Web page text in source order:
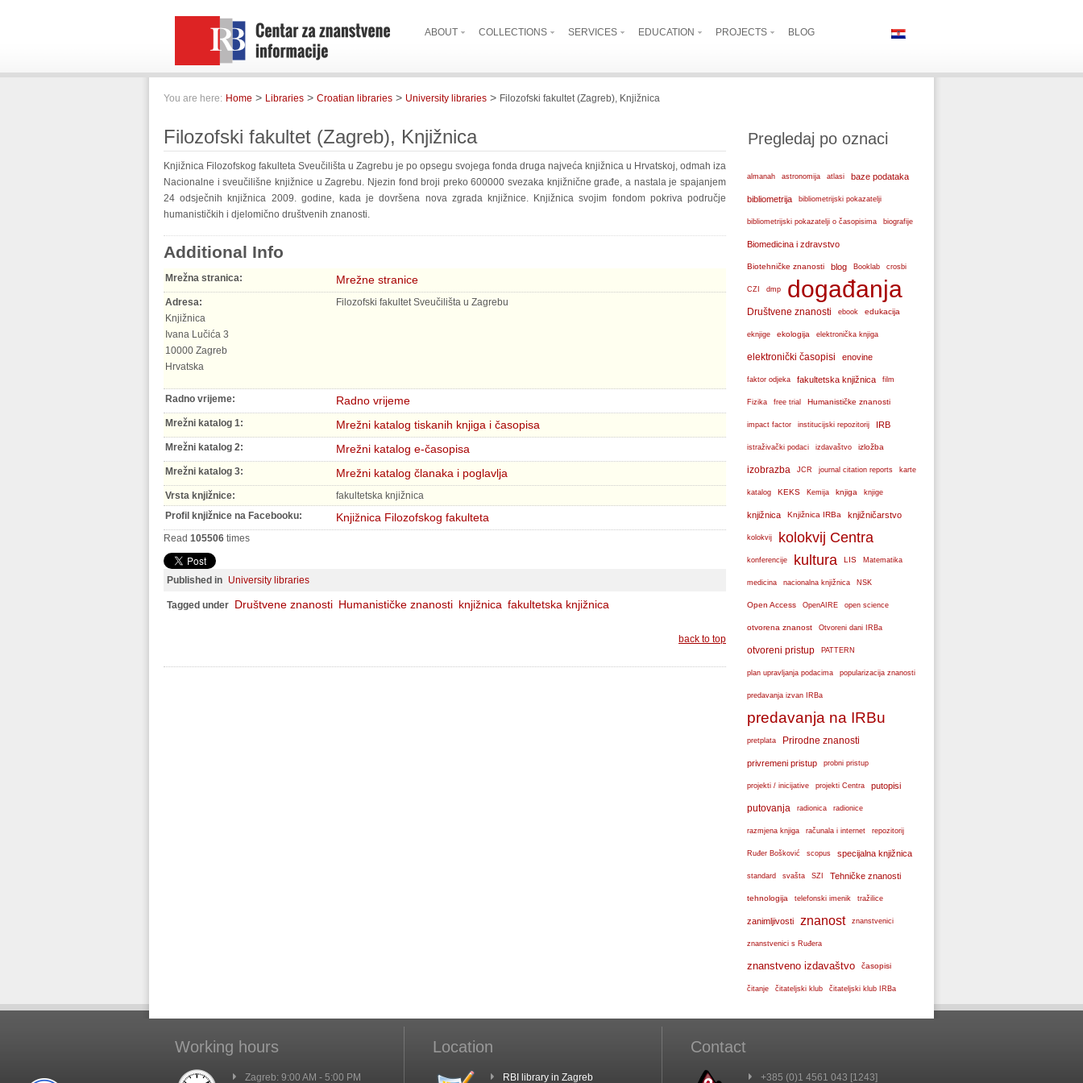
ABOUT COLLECTIONS SERVICES EDUCATION PROJECTS BLOG
You are here: Home > Libraries > Croatian libraries > University libraries > Filozofski fakultet (Zagreb), Knjižnica
Filozofski fakultet (Zagreb), Knjižnica
Knjižnica Filozofskog fakulteta Sveučilišta u Zagrebu je po opsegu svojega fonda druga najveća knjižnica u Hrvatskoj, odmah iza
Nacionalne i sveučilišne knjižnice u Zagrebu. Njezin fond broji preko 600000 svezaka knjižnične građe, a nastala je spajanjem
24 odsječnih knjižnica 2009. godine, kada je dovršena nova zgrada knjižnice. Knjižnica svojim fondom pokriva područje
humanističkih i djelomično društvenih znanosti.
Additional Info
Mrežna stranica: Mrežne stranice
Adresa:
Filozofski fakultet Sveučilišta u Zagrebu
Knjižnica
Ivana Lučića 3
10000 Zagreb
Hrvatska
Radno vrijeme: Radno vrijeme
Mrežni katalog 1: Mrežni katalog tiskanih knjiga i časopisa
Mrežni katalog 2: Mrežni katalog e-časopisa
Mrežni katalog 3: Mrežni katalog članaka i poglavlja
Vrsta knjižnice:
fakultetska knjižnica
Profil knjižnice na Facebooku:
Knjižnica Filozofskog fakulteta
Read 105506 times
Published in University libraries
Tagged under Društvene znanosti Humanističke znanosti knjižnica fakultetska knjižnica
back to top
Pregledaj po oznaci
almanah astronomija atlasi baze podataka
bibliometrija bibliometrijski pokazatelji
bibliometrijski pokazatelji o časopisima biografije
Biomedicina i zdravstvo
Biotehničke znanosti blog Booklab crosbi
CZI dmp događanja
Društvene znanosti ebook edukacija
eknjige ekologija elektronička knjiga
elektronički časopisi enovine
faktor odjeka fakultetska knjižnica film
Fizika free trial Humanističke znanosti
impact factor institucijski repozitorij IRB
istraživački podaci izdavaštvo izložba
izobrazba JCR journal citation reports karte
katalog KEKS Kemija knjiga knjige
knjižnica Knjižnica IRBa knjižničarstvo
kolokvij kolokvij Centra
konferencije kultura LIS Matematika
medicina nacionalna knjižnica NSK
Open Access OpenAIRE open science
otvorena znanost Otvoreni dani IRBa
otvoreni pristup PATTERN
plan upravljanja podacima popularizacija znanosti
predavanja izvan IRBa
predavanja na IRBu
pretplata Prirodne znanosti
privremeni pristup probni pristup
projekti / inicijative projekti Centra putopisi
putovanja radionica radionice
razmjena knjiga računala i internet repozitorij
Ruđer Bošković scopus specijalna knjižnica
standard svašta SZI Tehničke znanosti
tehnologija telefonski imenik tražilice
zanimljivosti znanost znanstvenici
znanstvenici s Ruđera
znanstveno izdavaštvo časopisi
čitanje čitateljski klub čitateljski klub IRBa
Working hours
Zagreb: 9:00 AM - 5:00 PM
Location
RBI library in Zagreb
Contact
+385 (0)1 4561 043 [1243]